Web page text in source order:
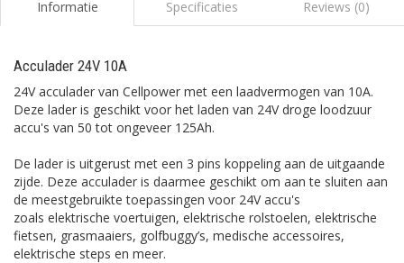
Informatie Specificaties Reviews (0)
Acculader 24V 10A
24V acculader van Cellpower met een laadvermogen van 10A.
Deze lader is geschikt voor het laden van 24V droge loodzuur
accu's van 50 tot ongeveer 125Ah.
De lader is uitgerust met een 3 pins koppeling aan de uitgaande
zijde. Deze acculader is daarmee geschikt om aan te sluiten aan
de meestgebruikte toepassingen voor 24V accu's
zoals elektrische voertuigen, elektrische rolstoelen, elektrische
fietsen, grasmaaiers, golfbuggy’s, medische accessoires,
elektrische steps en meer.